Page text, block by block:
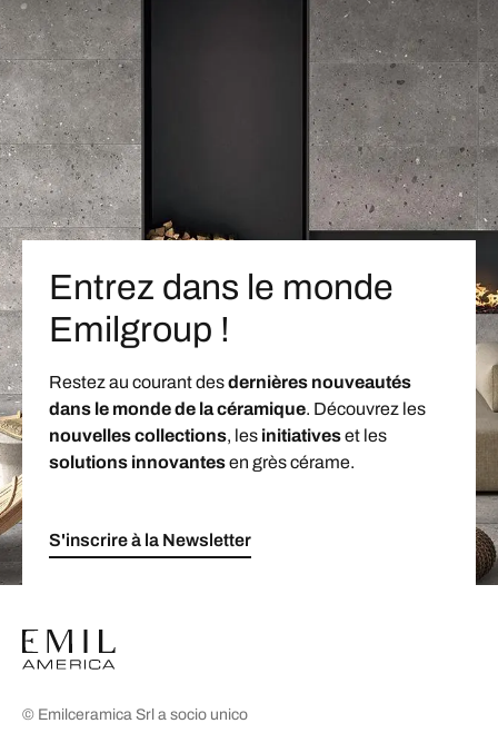
Entrez dans le monde
Emilgroup !
Restez au courant desdernières nouveautés
dans le monde de la céramique. Découvrez les
nouvelles collections, les initiativeset les
solutions innovantesen grès cérame.
S'inscrire à la Newsletter
© Emilceramica Srl a socio unico